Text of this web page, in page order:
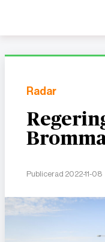
Radar
Publicerad 2022-11-08